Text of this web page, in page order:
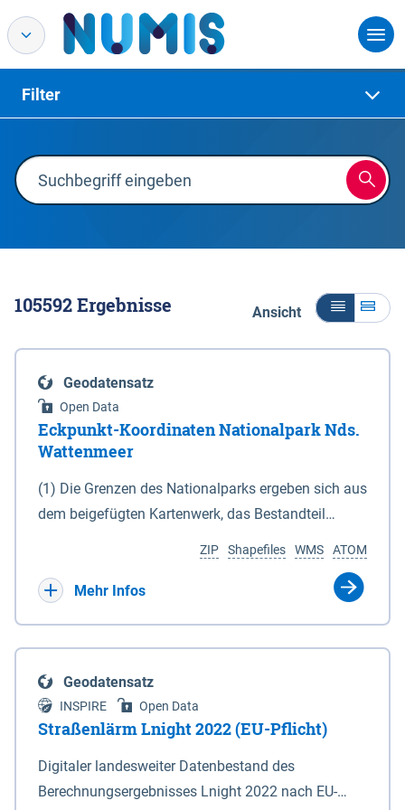
Filter
105592Ergebnisse Ansicht
Geodatensatz
Open Data
Eckpunkt-Koordinaten Nationalpark Nds.
Wattenmeer
(1) Die Grenzen des Nationalparks ergeben sich aus
dem beigefügten Kartenwerk, das Bestandteil
(DTK) im Maßstab 1 : 100 000 (Anlage 2), 2.
verkleinerte Amtliche Karte 1 : 5 000 (AK5) im
projizierte Koordinaten im Europäischen
Terrestrischen Referenzsystem 1989 (ETRS 89) mit
der Universalen Transversalen Mercator-Abbildung
bezogen auf die Zone 32 N (UTM 32N) dargestellt
(Anlage 4); Gleiches gilt für die geografischen
ATOM
WMS
Shapefiles
ZIP
Mehr Infos
Geodatensatz
INSPIRE Open Data
Straßenlärm Lnight 2022 (EU-Pflicht)
Digitaler landesweiter Datenbestand des
Berechnungsergebnisses Lnight 2022 nach EU-